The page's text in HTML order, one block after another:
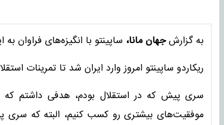
به گزارشجهان مانا، ساپینتو با انگیزه‌های فراوان به
ریکاردو ساپینتو امروز وارد ایران شد تا تمرینات
سری پیش که در استقلال بودم، هدفی داشتم که
موفقیت‌های بیشتری رو کسب کنیم، البته که سری